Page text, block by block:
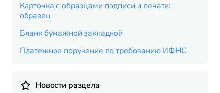
Карточка с образцами подписи и печати:
образец
Бланк бумажной закладной
Платежное поручение по требованию ИФНС
Новости раздела